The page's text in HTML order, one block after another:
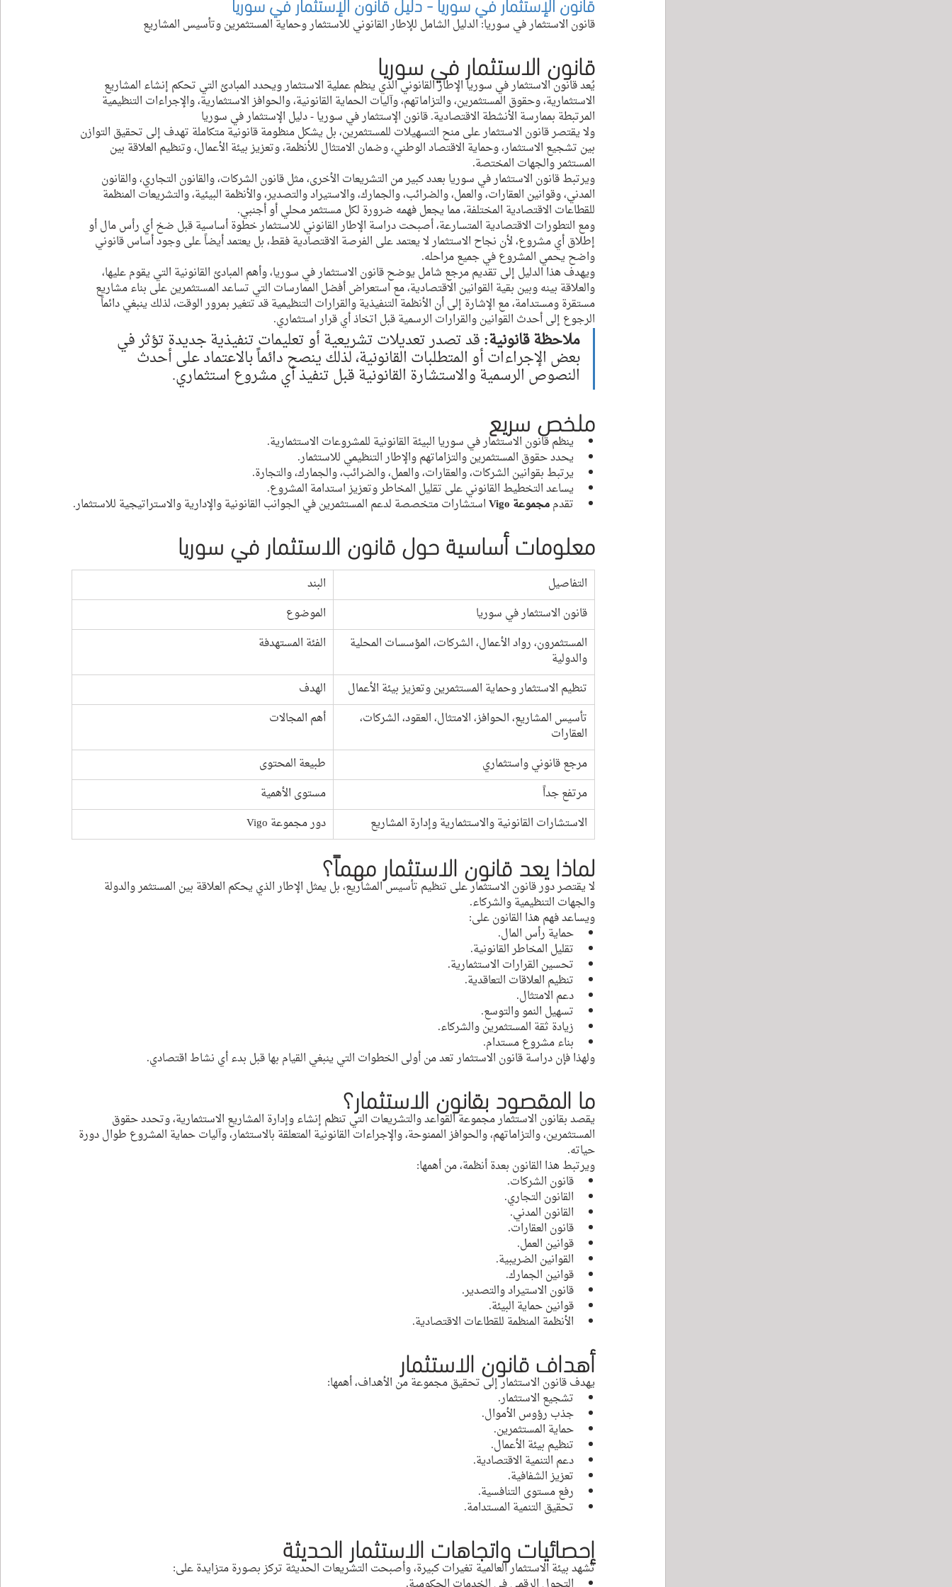
قانون الاستثمار في سوريا: الدليل الشامل للإطار القانوني للاستثمار وحماية المستثمرين وتأسيس المشاريع
قانون الاستثمار في سوريا
يُعد قانون الاستثمار في سوريا الإطار القانوني الذي ينظم عملية الاستثمار ويحدد المبادئ التي تحكم إنشاء المشاريع
الاستثمارية، وحقوق المستثمرين، والتزاماتهم، وآليات الحماية القانونية، والحوافز الاستثمارية، والإجراءات التنظيمية
المرتبطة بممارسة الأنشطة الاقتصادية. قانون الإستثمار في سوريا - دليل الإستثمار في سوريا
ولا يقتصر قانون الاستثمار على منح التسهيلات للمستثمرين، بل يشكل منظومة قانونية متكاملة تهدف إلى تحقيق التوازن
بين تشجيع الاستثمار، وحماية الاقتصاد الوطني، وضمان الامتثال للأنظمة، وتعزيز بيئة الأعمال، وتنظيم العلاقة بين
المستثمر والجهات المختصة.
ويرتبط قانون الاستثمار في سوريا بعدد كبير من التشريعات الأخرى، مثل قانون الشركات، والقانون التجاري، والقانون
المدني، وقوانين العقارات، والعمل، والضرائب، والجمارك، والاستيراد والتصدير، والأنظمة البيئية، والتشريعات المنظمة
للقطاعات الاقتصادية المختلفة، مما يجعل فهمه ضرورة لكل مستثمر محلي أو أجنبي.
ومع التطورات الاقتصادية المتسارعة، أصبحت دراسة الإطار القانوني للاستثمار خطوة أساسية قبل ضخ أي رأس مال أو
إطلاق أي مشروع، لأن نجاح الاستثمار لا يعتمد على الفرصة الاقتصادية فقط، بل يعتمد أيضاً على وجود أساس قانوني
واضح يحمي المشروع في جميع مراحله.
ويهدف هذا الدليل إلى تقديم مرجع شامل يوضح قانون الاستثمار في سوريا، وأهم المبادئ القانونية التي يقوم عليها،
والعلاقة بينه وبين بقية القوانين الاقتصادية، مع استعراض أفضل الممارسات التي تساعد المستثمرين على بناء مشاريع
مستقرة ومستدامة، مع الإشارة إلى أن الأنظمة التنفيذية والقرارات التنظيمية قد تتغير بمرور الوقت، لذلك ينبغي دائماً
الرجوع إلى أحدث القوانين والقرارات الرسمية قبل اتخاذ أي قرار استثماري.
ملاحظة قانونية: قد تصدر تعديلات تشريعية أو تعليمات تنفيذية جديدة تؤثر في
بعض الإجراءات أو المتطلبات القانونية، لذلك ينصح دائماً بالاعتماد على أحدث
النصوص الرسمية والاستشارة القانونية قبل تنفيذ أي مشروع استثماري.
ملخص سريع
ينظم قانون الاستثمار في سوريا البيئة القانونية للمشروعات الاستثمارية.
يحدد حقوق المستثمرين والتزاماتهم والإطار التنظيمي للاستثمار.
يرتبط بقوانين الشركات، والعقارات، والعمل، والضرائب، والجمارك، والتجارة.
يساعد التخطيط القانوني على تقليل المخاطر وتعزيز استدامة المشروع.
تقدم مجموعة Vigo استشارات متخصصة لدعم المستثمرين في الجوانب القانونية والإدارية والاستراتيجية للاستثمار.
معلومات أساسية حول قانون الاستثمار في سوريا
البند
التفاصيل
الموضوع
قانون الاستثمار في سوريا
الفئة المستهدفة
المستثمرون، رواد الأعمال، الشركات، المؤسسات المحلية
والدولية
الهدف
تنظيم الاستثمار وحماية المستثمرين وتعزيز بيئة الأعمال
أهم المجالات
تأسيس المشاريع، الحوافز، الامتثال، العقود، الشركات،
العقارات
طبيعة المحتوى
مرجع قانوني واستثماري
مستوى الأهمية
مرتفع جداً
دور مجموعة Vigo
الاستشارات القانونية والاستثمارية وإدارة المشاريع
لماذا يعد قانون الاستثمار مهماً؟
لا يقتصر دور قانون الاستثمار على تنظيم تأسيس المشاريع، بل يمثل الإطار الذي يحكم العلاقة بين المستثمر والدولة
والجهات التنظيمية والشركاء.
ويساعد فهم هذا القانون على:
حماية رأس المال.
تقليل المخاطر القانونية.
تحسين القرارات الاستثمارية.
تنظيم العلاقات التعاقدية.
دعم الامتثال.
تسهيل النمو والتوسع.
زيادة ثقة المستثمرين والشركاء.
بناء مشروع مستدام.
ولهذا فإن دراسة قانون الاستثمار تعد من أولى الخطوات التي ينبغي القيام بها قبل بدء أي نشاط اقتصادي.
ما المقصود بقانون الاستثمار؟
يقصد بقانون الاستثمار مجموعة القواعد والتشريعات التي تنظم إنشاء وإدارة المشاريع الاستثمارية، وتحدد حقوق
المستثمرين، والتزاماتهم، والحوافز الممنوحة، والإجراءات القانونية المتعلقة بالاستثمار، وآليات حماية المشروع طوال دورة
حياته.
ويرتبط هذا القانون بعدة أنظمة، من أهمها:
قانون الشركات.
القانون التجاري.
القانون المدني.
قانون العقارات.
قوانين العمل.
القوانين الضريبية.
قوانين الجمارك.
قانون الاستيراد والتصدير.
قوانين حماية البيئة.
الأنظمة المنظمة للقطاعات الاقتصادية.
أهداف قانون الاستثمار
يهدف قانون الاستثمار إلى تحقيق مجموعة من الأهداف، أهمها:
تشجيع الاستثمار.
جذب رؤوس الأموال.
حماية المستثمرين.
تنظيم بيئة الأعمال.
دعم التنمية الاقتصادية.
تعزيز الشفافية.
رفع مستوى التنافسية.
تحقيق التنمية المستدامة.
إحصائيات واتجاهات الاستثمار الحديثة
تشهد بيئة الاستثمار العالمية تغيرات كبيرة، وأصبحت التشريعات الحديثة تركز بصورة متزايدة على: